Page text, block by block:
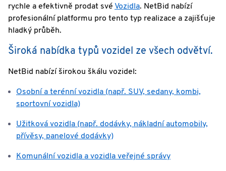
rychle a efektivně prodat své Vozidla. NetBid nabízí
profesionální platformu pro tento typ realizace a zajišťuje
hladký průběh.
Široká nabídka typů vozidel ze všech odvětví.
NetBid nabízí širokou škálu vozidel:
Osobní a terénní vozidla (např. SUV, sedany, kombi,
sportovní vozidla)
Užitková vozidla (např. dodávky, nákladní automobily,
přívěsy, panelové dodávky)
Komunální vozidla a vozidla veřejné správy